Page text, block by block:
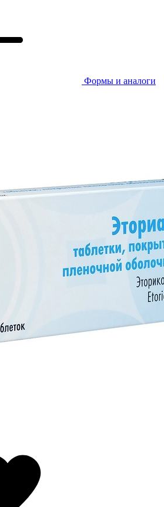
Формы и аналоги